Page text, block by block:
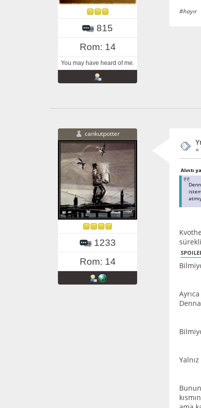
815
Rom: 14
You may have heard of me.
#hayır
cankutpotter
1233
Rom: 14
«
Alıntı